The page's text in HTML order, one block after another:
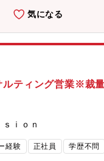
アプリ開発※AndroidやiOSの
きます！上記はプロジェク
望に合わせてのプロジェク
気になる
ルティング営業※裁
ｉｏｎ
経験 正社員 学歴不問